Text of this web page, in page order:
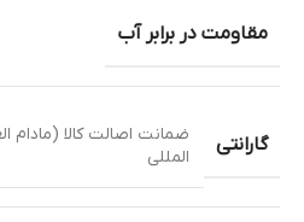
مقاومت در برابر آب
گارانتی
المللی